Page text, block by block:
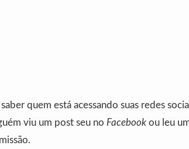
quem está acessando suas redes
viu um post seu no Facebook ou leu